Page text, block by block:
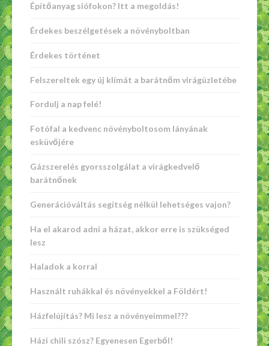
Építőanyag siófokon? Itt a megoldás!
Érdekes beszélgetések a növényboltban
Érdekes történet
Felszereltek egy új klímát a barátnőm virágüzletébe
Fordulj a nap felé!
Fotófal a kedvenc növényboltosom lányának
esküvőjére
Gázszerelés gyorsszolgálat a virágkedvelő
barátnőnek
Generációváltás segítség nélkül lehetséges vajon?
Ha el akarod adni a házat, akkor erre is szükséged
lesz
Haladok a korral
Használt ruhákkal és növényekkel a Földért!
Házfelújítás? Mi lesz a növényeimmel???
Házi chili szósz? Egyenesen Egerből!